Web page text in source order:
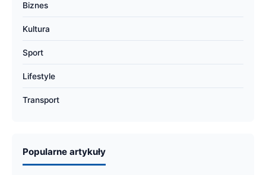
Biznes
Kultura
Sport
Lifestyle
Transport
Popularne artykuły